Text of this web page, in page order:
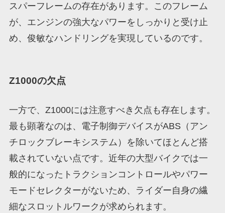
スパーフレームの存在があります。このフレーム
が、エンジンの強大なパワーをしっかりと受け止
め、俊敏なハンドリングを実現しているのです。
Z1000の欠点
一方で、Z1000には注意すべき欠点も存在します。
最も顕著なのは、電子制御デバイスがABS（アン
チロックブレーキシステム）を除いてほとんど搭
載されていない点です。近年の大型バイクでは一
般的になったトラクションコントロールやパワー
モードセレクターがないため、ライダー自身の繊
細なスロットルワークが求められます。